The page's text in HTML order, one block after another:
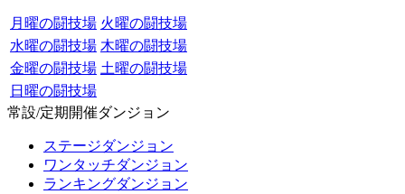
月曜の闘技場 火曜の闘技場
水曜の闘技場 木曜の闘技場
金曜の闘技場 土曜の闘技場
日曜の闘技場
常設/定期開催ダンジョン
ステージダンジョン
ワンタッチダンジョン
ランキングダンジョン